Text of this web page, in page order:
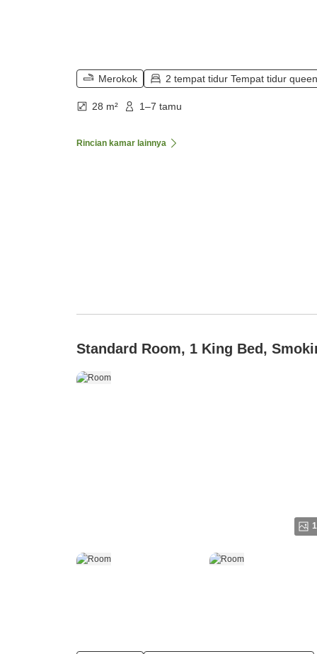
Merokok 2 tempat tidur Tempat tidur queen
28 m² 1–7 tamu
Rincian kamar lainnya
Standard Room, 1 King Bed,